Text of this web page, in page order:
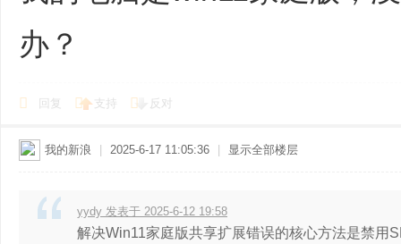
办？
回复 支持 反对
我的新浪 2025-6-17 11:05:36 显示全部楼层
yydy 发表于 2025-6-12 19:58
解决Win11家庭版共享扩展错误的核心方法是禁用